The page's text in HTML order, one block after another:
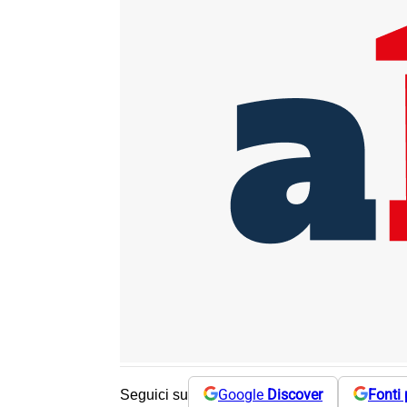
Seguici su Google Discover Fonti